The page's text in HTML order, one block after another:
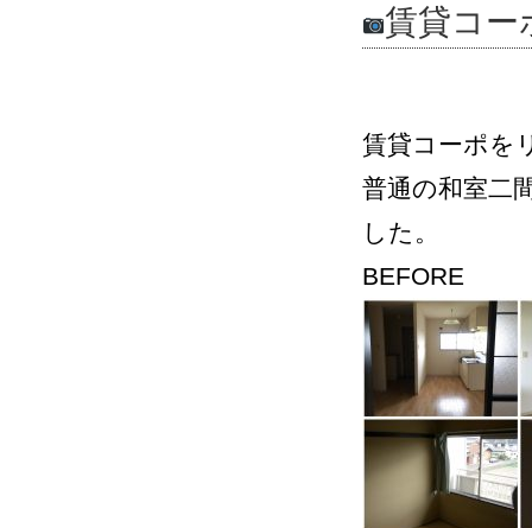
賃貸コー
賃貸コーポを
普通の和室二
した。
BEFORE